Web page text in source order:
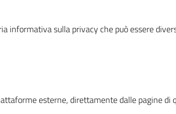
informativa sulla privacy che può essere
esterne, direttamente dalle pagine di